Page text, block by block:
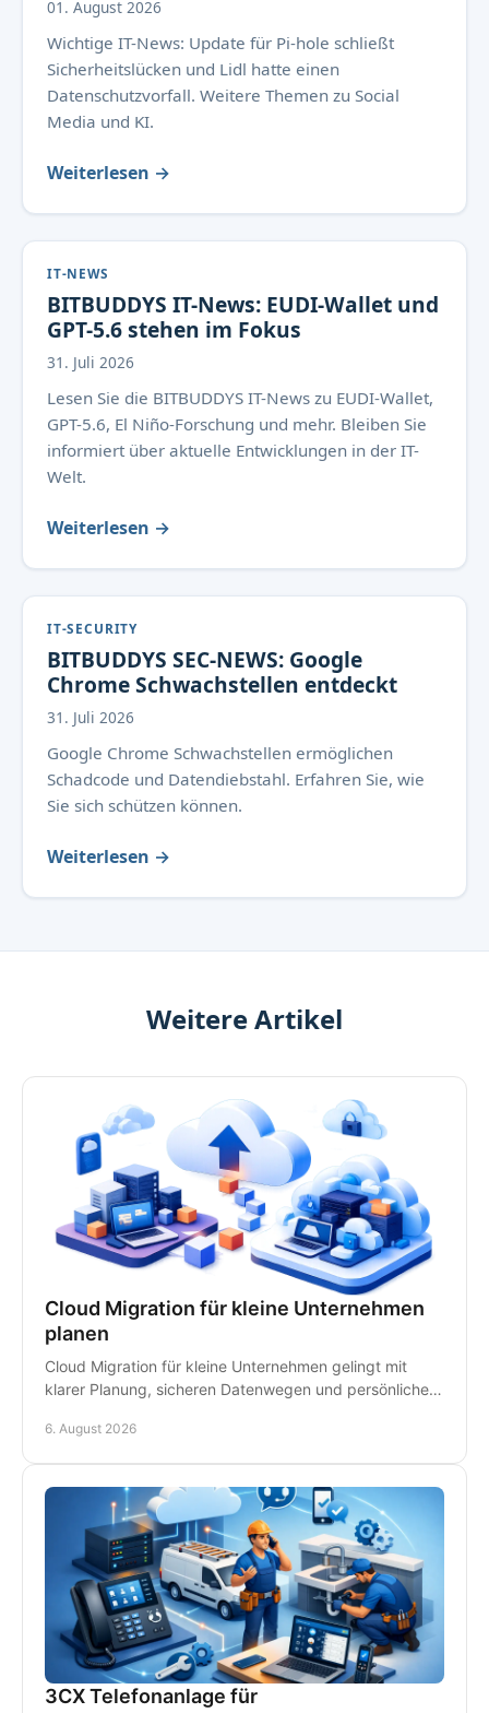
01. August 2026
Wichtige IT-News: Update für Pi-hole schließt
Sicherheitslücken und Lidl hatte einen
Datenschutzvorfall. Weitere Themen zu Social
Media und KI.
Weiterlesen →
IT-NEWS
BITBUDDYS IT-News: EUDI-Wallet und
GPT-5.6 stehen im Fokus
31. Juli 2026
Lesen Sie die BITBUDDYS IT-News zu EUDI-Wallet,
GPT-5.6, El Niño-Forschung und mehr. Bleiben Sie
informiert über aktuelle Entwicklungen in der IT-
Welt.
Weiterlesen →
IT-SECURITY
BITBUDDYS SEC-NEWS: Google
Chrome Schwachstellen entdeckt
31. Juli 2026
Google Chrome Schwachstellen ermöglichen
Schadcode und Datendiebstahl. Erfahren Sie, wie
Sie sich schützen können.
Weiterlesen →
Weitere Artikel
Cloud Migration für kleine Unternehmen
planen
Cloud Migration für kleine Unternehmen gelingt mit
klarer Planung, sicheren Datenwegen und persönlicher
6. August 2026
3CX Telefonanlage für